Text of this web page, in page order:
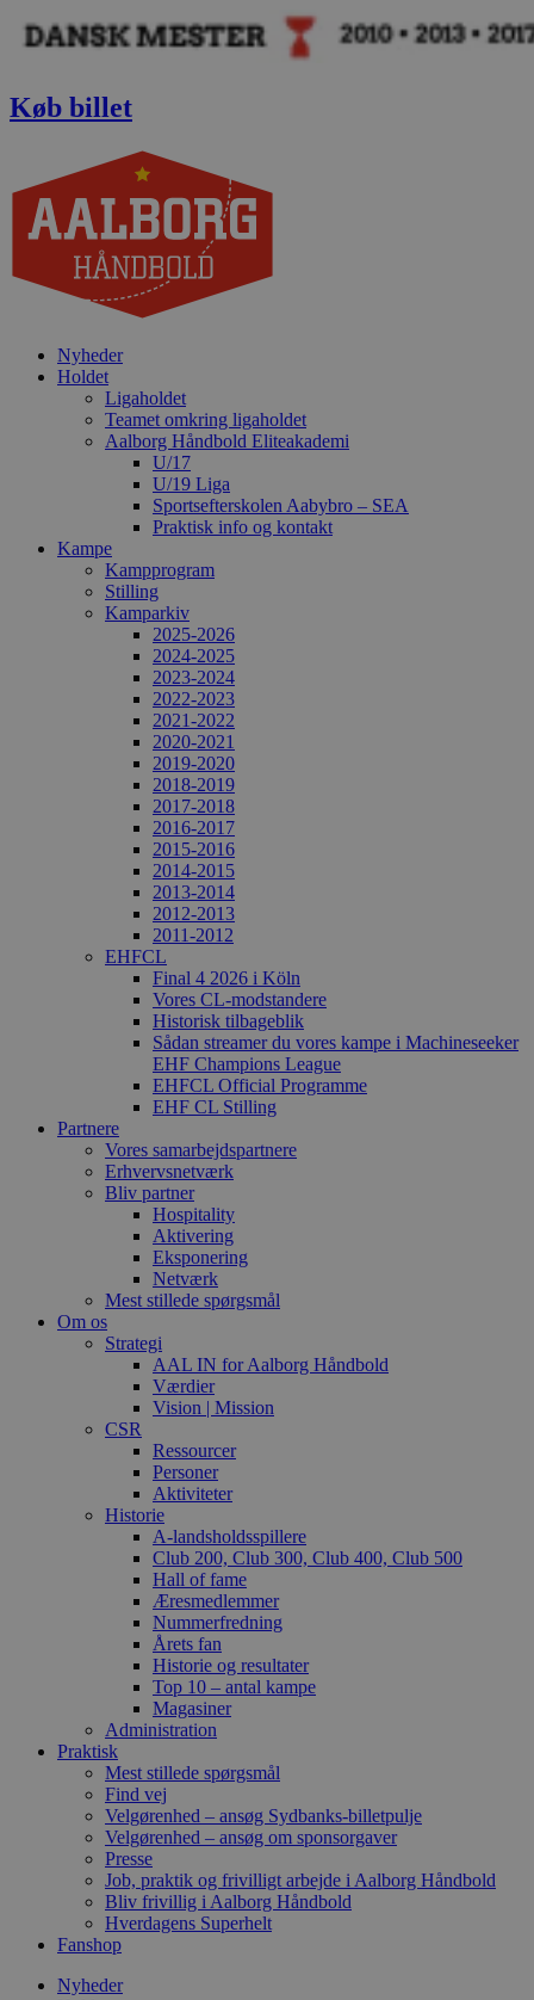
Køb billet
Nyheder
Holdet
Ligaholdet
Teamet omkring ligaholdet
Aalborg Håndbold Eliteakademi
U/17
U/19 Liga
Sportsefterskolen Aabybro – SEA
Praktisk info og kontakt
Kampe
Kampprogram
Stilling
Kamparkiv
2025-2026
2024-2025
2023-2024
2022-2023
2021-2022
2020-2021
2019-2020
2018-2019
2017-2018
2016-2017
2015-2016
2014-2015
2013-2014
2012-2013
2011-2012
EHFCL
Final 4 2026 i Köln
Vores CL-modstandere
Historisk tilbageblik
Sådan streamer du vores kampe i Machineseeker
EHF Champions League
EHFCL Official Programme
EHF CL Stilling
Partnere
Vores samarbejdspartnere
Erhvervsnetværk
Bliv partner
Hospitality
Aktivering
Eksponering
Netværk
Mest stillede spørgsmål
Om os
Strategi
AAL IN for Aalborg Håndbold
Værdier
Vision | Mission
CSR
Ressourcer
Personer
Aktiviteter
Historie
A-landsholdsspillere
Club 200, Club 300, Club 400, Club 500
Hall of fame
Æresmedlemmer
Nummerfredning
Årets fan
Historie og resultater
Top 10 – antal kampe
Magasiner
Administration
Praktisk
Mest stillede spørgsmål
Find vej
Velgørenhed – ansøg Sydbanks-billetpulje
Velgørenhed – ansøg om sponsorgaver
Presse
Job, praktik og frivilligt arbejde i Aalborg Håndbold
Bliv frivillig i Aalborg Håndbold
Hverdagens Superhelt
Fanshop
Nyheder